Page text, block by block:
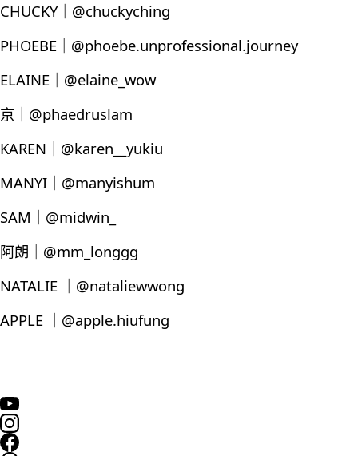
CHUCKY｜@chuckyching
PHOEBE｜@phoebe.unprofessional.journey
ELAINE｜@elaine_wow
京｜@phaedruslam
KAREN｜@karen__yukiu
MANYI｜@manyishum
SAM｜@midwin_
阿朗｜@mm_longgg
NATALIE ｜@nataliewwong
APPLE ｜@apple.hiufung